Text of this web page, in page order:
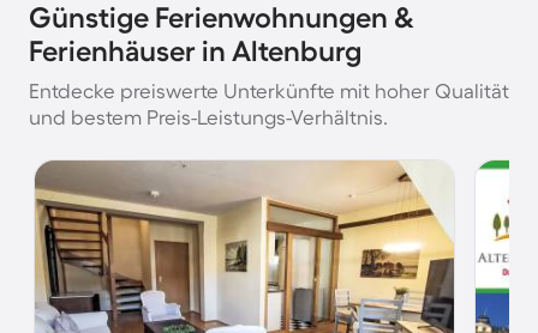
Günstige Ferienwohnungen &
Ferienhäuser in Altenburg
Entdecke preiswerte Unterkünfte mit hoher Qualität
und bestem Preis-Leistungs-Verhältnis.